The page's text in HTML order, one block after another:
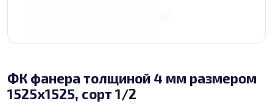
ФК фанера толщиной 4 мм размером
1525х1525, сорт 1/2